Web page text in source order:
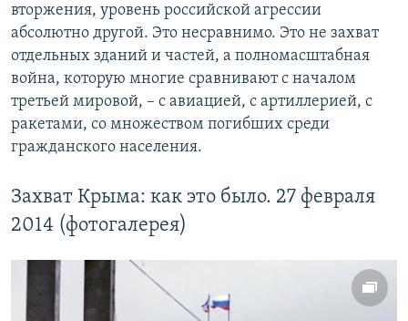
вторжения, уровень российской агрессии
абсолютно другой. Это несравнимо. Это не захват
отдельных зданий и частей, а полномасштабная
война, которую многие сравнивают с началом
третьей мировой, – с авиацией, с артиллерией, с
ракетами, со множеством погибших среди
гражданского населения.
Захват Крыма: как это было. 27 февраля
2014 (фотогалерея)